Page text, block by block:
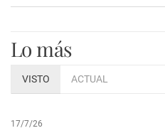
Lo más
VISTO ACTUAL
17/7/26